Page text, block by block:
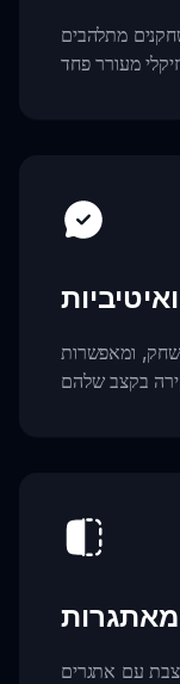
מתלהבים
ומאפשרות
עם אתגרים